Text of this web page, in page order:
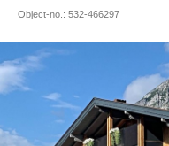
Object-no.: 532-466297